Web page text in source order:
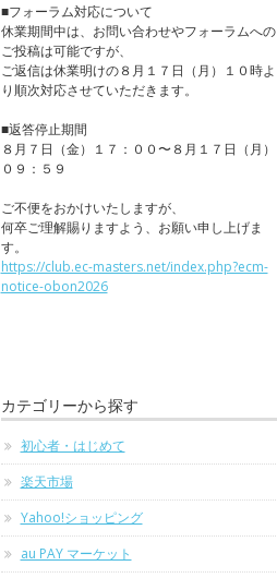
■フォーラム対応について
休業期間中は、お問い合わせやフォーラムへの
ご投稿は可能ですが、
ご返信は休業明けの８月１７日（月）１０時よ
り順次対応させていただきます。
■返答停止期間
８月７日（金）１７：００〜８月１７日（月）
０９：５９
ご不便をおかけいたしますが、
何卒ご理解賜りますよう、お願い申し上げま
す。
https://club.ec-masters.net/index.php?ecm-
notice-obon2026
カテゴリーから探す
初心者・はじめて
楽天市場
Yahoo!ショッピング
au PAY マーケット